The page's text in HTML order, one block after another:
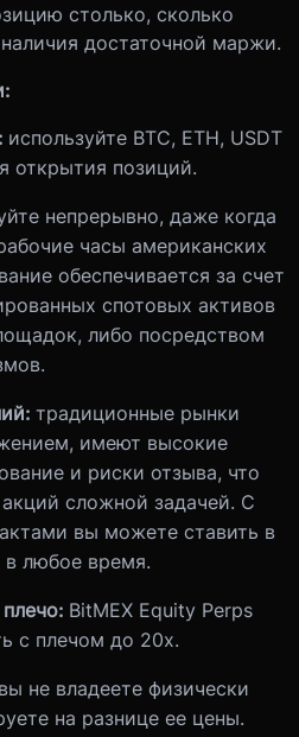
столько, сколько
достаточной маржи.
используйте BTC, ETH, USDT
открытия позиций.
непрерывно, даже когда
часы американских
обеспечивается за счет
спотовых активов
либо посредством
традиционные рынки
имеют высокие
и риски отзыва, что
сложной задачей. С
вы можете ставить в
любое время.
BitMEX Equity Perps
с плечом до 20x.
вы не владеете физически
на разнице ее цены.